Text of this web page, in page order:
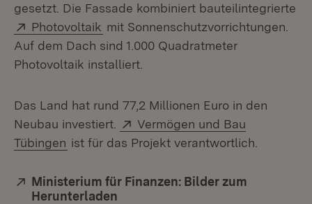
gesetzt. Die Fassade kombiniert bauteilintegrierte
Extern:
Photovoltaik (Öffnet in neuem Fenster)
mit Sonnenschutzvorrichtungen.
Auf dem Dach sind 1.000 Quadratmeter
Photovoltaik installiert.
Das Land hat rund 77,2 Millionen Euro in den
Neubau investiert.
Extern:
Vermögen und Bau
Tübingen (Öffnet in neuem Fenster)
ist für das Projekt verantwortlich.
Extern:
Ministerium für Finanzen: Bilder zum
Herunterladen